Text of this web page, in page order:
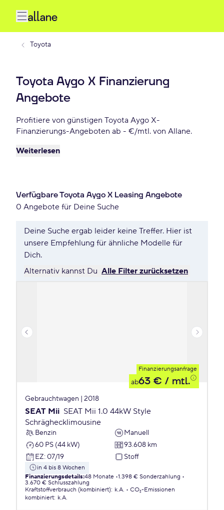
Toyota
Toyota Aygo X Finanzierung
Angebote
Profitiere von günstigen Toyota Aygo X-
Finanzierungs-Angeboten ab - €/mtl. von Allane.
Weiterlesen
Verfügbare Toyota Aygo X Leasing Angebote
0 Angebote für Deine Suche
Deine Suche ergab leider keine Treffer. Hier ist
unsere Empfehlung für ähnliche Modelle für
Dich.
Alternativ kannst Du Alle Filter zurücksetzen
Finanzierungsanfrage
ab63 € / mtl.
Gebrauchtwagen | 2018
SEAT Mii SEAT Mii 1.0 44kW Style
Schräghecklimousine
Benzin
Manuell
60 PS (44 kW)
93.608 km
EZ: 07/19 Stoff
in 4 bis 8 Wochen
Finanzierungsdetails:48 Monate 1.398 € Sonderzahlung
3.670 € Schlusszahlung
Kraftstoffverbrauch (kombiniert): k.A.
CO₂-Emissionen
kombiniert: k.A.